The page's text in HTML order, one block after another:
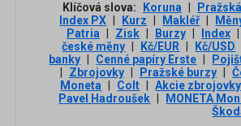
Klíčová slova: Koruna |
Index PX | Kurz | Makléř |
Patria | Zisk | Burzy | Index |
české měny | Kč/EUR | Kč/USD
banky | Cenné papíry Erste |
|
Zbrojovky | Pražské burzy |
Moneta | Colt | Akcie zbrojovky
Pavel Hadroušek | MONETA